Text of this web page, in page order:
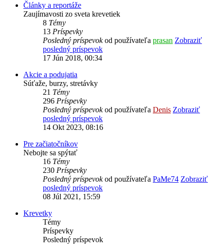
Články a reportáže
Zaujímavosti zo sveta krevetiek
8 Témy
13 Príspevky
Posledný príspevokod používateľa prasan Zobraziť
posledný príspevok
17 Jún 2018, 00:34
Akcie a podujatia
Súťaže, burzy, stretávky
21 Témy
296 Príspevky
Posledný príspevokod používateľa Denis Zobraziť
posledný príspevok
14 Okt 2023, 08:16
Pre začiatočníkov
Nebojte sa spýtať
16 Témy
230 Príspevky
Posledný príspevokod používateľa PaMe74 Zobraziť
posledný príspevok
08 Júl 2021, 15:59
Krevetky
Témy
Príspevky
Posledný príspevok